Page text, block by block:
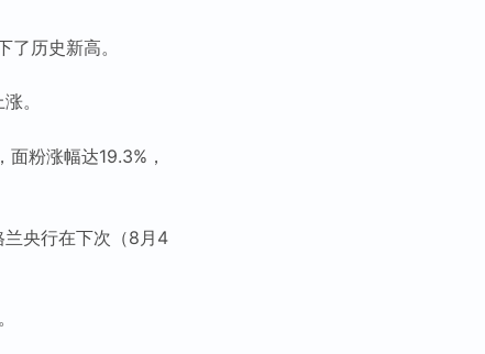
历史新高。
。
粉涨幅达19.3%，
兰央行在下次（8月4